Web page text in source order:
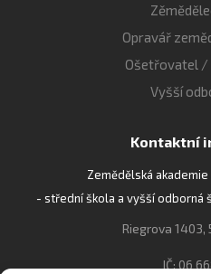
Opravář
Ošetřovatel
Vyšší
Kontaktní
Zemědělská akademie
- střední škola a vyšší odborná
Riegrova 1403,
IČ: 06